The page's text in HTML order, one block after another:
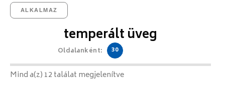
ALKALMAZ
temperált üveg
Oldalanként: 30
Mind a(z) 12 találat megjelenítve